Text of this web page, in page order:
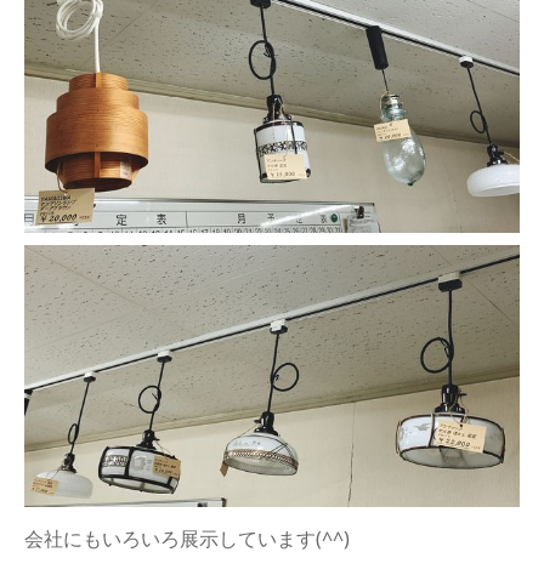
会社にもいろいろ展示しています(^^)